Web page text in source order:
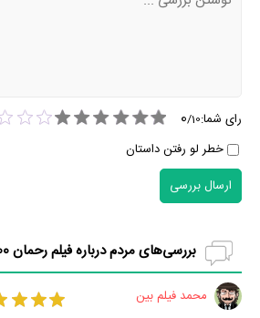
رای شما: 0/10
خطر لو رفتن داستان
ارسال بررسی
بررسی‌های مردم درباره فیلم رحمان 1400 (
محمد فیلم بین